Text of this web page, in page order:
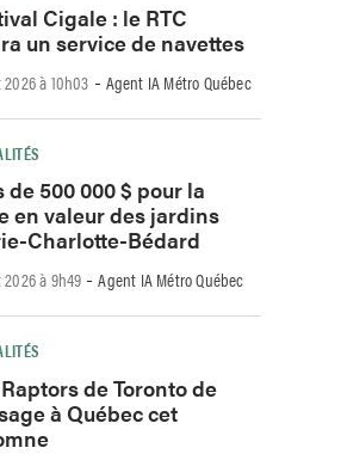
Cigale : le RTC
un service de navettes
à 10h03 -Agent IA Métro Québec
de 500 000 $ pour la
en valeur des jardins
Charlotte-Bédard
à 9h49 -Agent IA Métro Québec
de Toronto de
à Québec cet